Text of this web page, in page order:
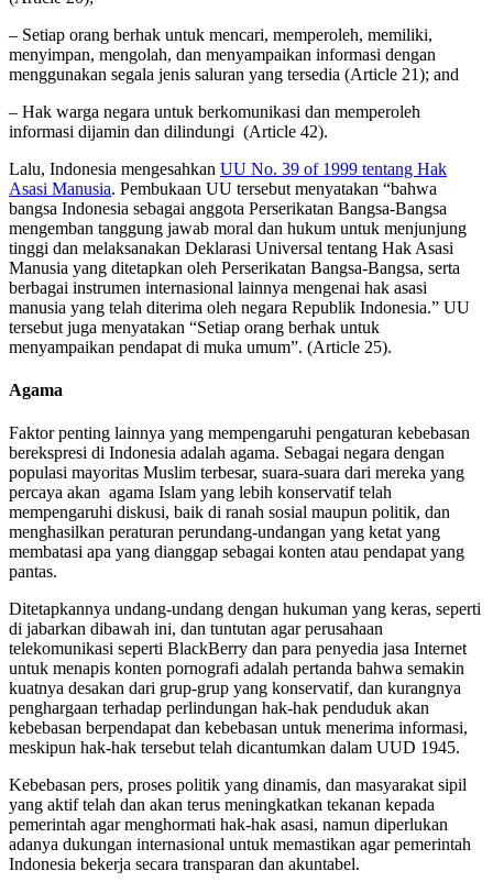
– Setiap orang berhak untuk mencari, memperoleh, memiliki,
menyimpan, mengolah, dan menyampaikan informasi dengan
menggunakan segala jenis saluran yang tersedia (Article 21); and
– Hak warga negara untuk berkomunikasi dan memperoleh
informasi dijamin dan dilindungi (Article 42).
Lalu, Indonesia mengesahkan UU No. 39 of 1999 tentang Hak
Asasi Manusia. Pembukaan UU tersebut menyatakan “bahwa
bangsa Indonesia sebagai anggota Perserikatan Bangsa-Bangsa
mengemban tanggung jawab moral dan hukum untuk menjunjung
tinggi dan melaksanakan Deklarasi Universal tentang Hak Asasi
Manusia yang ditetapkan oleh Perserikatan Bangsa-Bangsa, serta
berbagai instrumen internasional lainnya mengenai hak asasi
manusia yang telah diterima oleh negara Republik Indonesia.” UU
tersebut juga menyatakan “Setiap orang berhak untuk
menyampaikan pendapat di muka umum”. (Article 25).
Agama
Faktor penting lainnya yang mempengaruhi pengaturan kebebasan
berekspresi di Indonesia adalah agama. Sebagai negara dengan
populasi mayoritas Muslim terbesar, suara-suara dari mereka yang
percaya akan agama Islam yang lebih konservatif telah
mempengaruhi diskusi, baik di ranah sosial maupun politik, dan
menghasilkan peraturan perundang-undangan yang ketat yang
membatasi apa yang dianggap sebagai konten atau pendapat yang
pantas.
Ditetapkannya undang-undang dengan hukuman yang keras, seperti
di jabarkan dibawah ini, dan tuntutan agar perusahaan
telekomunikasi seperti BlackBerry dan para penyedia jasa Internet
untuk menapis konten pornografi adalah pertanda bahwa semakin
kuatnya desakan dari grup-grup yang konservatif, dan kurangnya
penghargaan terhadap perlindungan hak-hak penduduk akan
kebebasan berpendapat dan kebebasan untuk menerima informasi,
meskipun hak-hak tersebut telah dicantumkan dalam UUD 1945.
Kebebasan pers, proses politik yang dinamis, dan masyarakat sipil
yang aktif telah dan akan terus meningkatkan tekanan kepada
pemerintah agar menghormati hak-hak asasi, namun diperlukan
adanya dukungan internasional untuk memastikan agar pemerintah
Indonesia bekerja secara transparan dan akuntabel.